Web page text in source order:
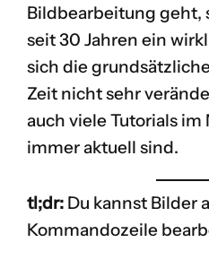
Bildbearbeitung geht,
seit 30 Jahren ein
sich die
Zeit nicht sehr
auch viele Tutorials im
immer aktuell sind.
tl;dr: Du kannst Bilder
Kommandozeile